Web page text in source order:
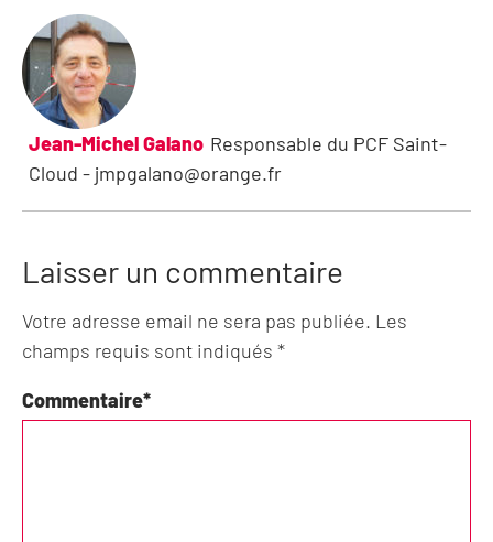
Jean-Michel Galano Responsable du PCF Saint-
Cloud - jmpgalano@orange.fr
Laisser un commentaire
Votre adresse email ne sera pas publiée. Les
champs requis sont indiqués *
Commentaire*